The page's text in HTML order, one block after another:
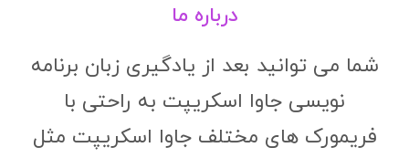
درباره ما
شما می توانید بعد از یادگیری زبان برنامه
نویسی جاوا اسکریپت به راحتی با
فریمورک های مختلف جاوا اسکریپت مثل